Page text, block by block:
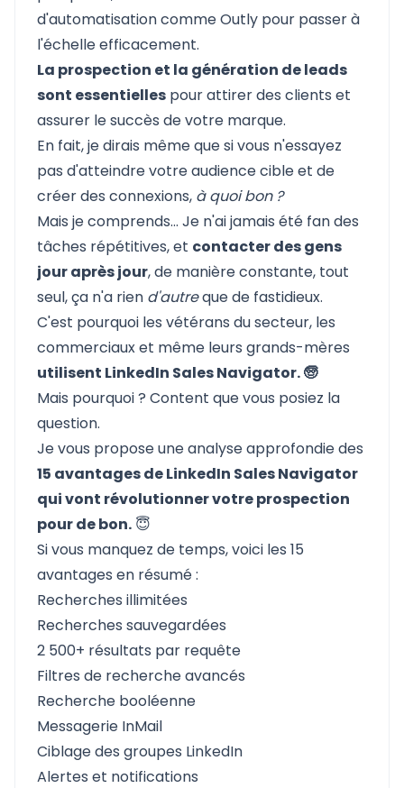
d'automatisation comme Outly pour passer à
l'échelle efficacement.
La prospection et la génération de leads
sont essentielles pour attirer des clients et
assurer le succès de votre marque.
En fait, je dirais même que si vous n'essayez
pas d'atteindre votre audience cible et de
créer des connexions, à quoi bon ?
Mais je comprends... Je n'ai jamais été fan des
tâches répétitives, et contacter des gens
jour après jour, de manière constante, tout
seul, ça n'a rien d'autreque de fastidieux.
C'est pourquoi les vétérans du secteur, les
commerciaux et même leurs grands-mères
utilisent LinkedIn Sales Navigator. 🧓
Mais pourquoi ? Content que vous posiez la
question.
Je vous propose une analyse approfondie des
15 avantages de LinkedIn Sales Navigator
qui vont révolutionner votre prospection
pour de bon. 😇
Si vous manquez de temps, voici les 15
avantages en résumé :
Recherches illimitées
Recherches sauvegardées
2 500+ résultats par requête
Filtres de recherche avancés
Recherche booléenne
Messagerie InMail
Ciblage des groupes LinkedIn
Alertes et notifications